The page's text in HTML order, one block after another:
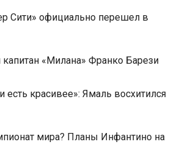
Сити» официально перешел в
«Милана» Франко Барези
есть красивее»: Ямаль восхитился
мира? Планы Инфантино на